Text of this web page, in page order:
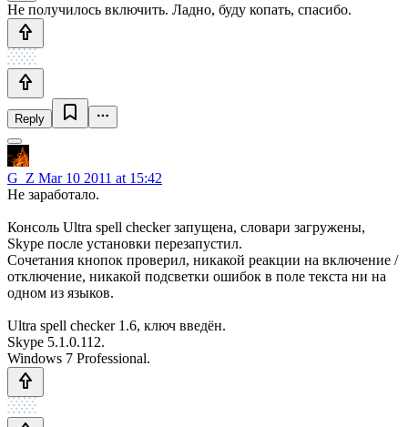
Не получилось включить. Ладно, буду копать, спасибо.
Reply
G_Z Mar 10 2011 at 15:42
Не заработало.
Консоль Ultra spell checker запущена, словари загружены,
Skype после установки перезапустил.
Сочетания кнопок проверил, никакой реакции на включение /
отключение, никакой подсветки ошибок в поле текста ни на
одном из языков.
Ultra spell checker 1.6, ключ введён.
Skype 5.1.0.112.
Windows 7 Professional.